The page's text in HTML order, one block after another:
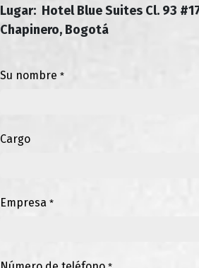
Lugar: Hotel Blue Suites Cl. 93
Chapinero, Bogotá
Su nombre *
Cargo
Empresa *